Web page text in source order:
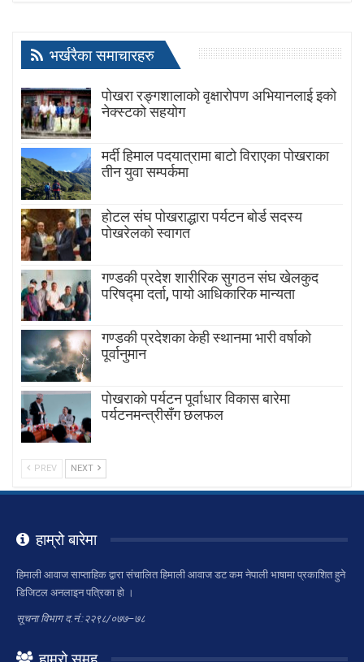
भर्खरैका समाचारहरु
पोखरा रङ्गशालाको वृक्षारोपण अभियानलाई इको
नेक्स्टको सहयोग
मर्दी हिमाल पदयात्रामा बाटाे विराएका पाेखराका
तीन युवा सम्पर्कमा
होटल संघ पोखराद्धारा पर्यटन बोर्ड सदस्य
पोखरेलको स्वागत
गण्डकी प्रदेश शारीरिक सुगठन संघ खेलकुद
परिषद्मा दर्ता, पायाे आधिकारिक मान्यता
गण्डकी प्रदेशका केही स्थानमा भारी वर्षाको
पूर्वानुमान
पाेखराकाे पर्यटन पूर्वाधार विकास बारेमा
पर्यटनमन्त्रीसँग छलफल
PREV NEXT
हाम्रो बारेमा
हिमाली आवाज साप्ताहिक द्वारा संचालित हिमाली आवाज डट कम नेपाली भाषामा प्रकाशित हुने
डिजिटल अनलाइन पत्रिका हो ।
सूचना विभाग द.नं.:२२९८/०७७–७८